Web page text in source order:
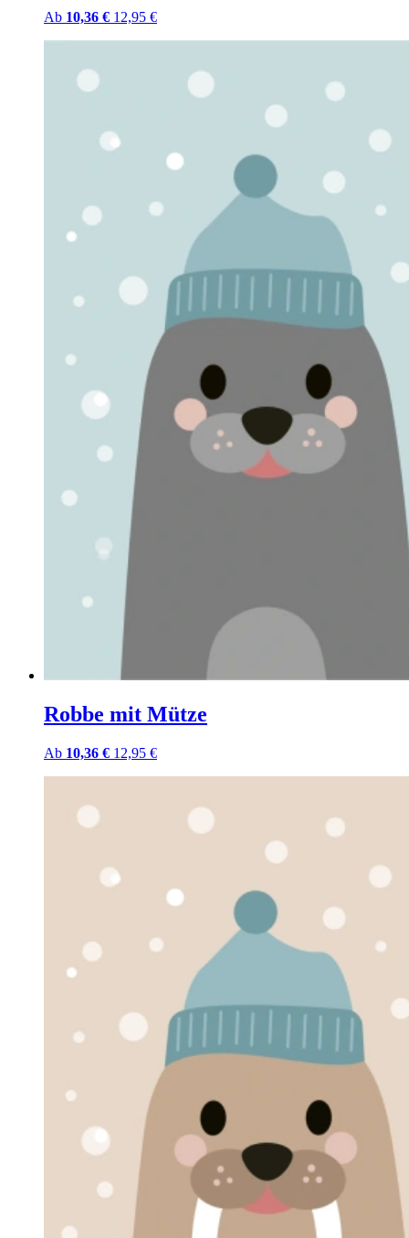
Ab 10,36 € 12,95 €
Robbe mit Mütze
Ab 10,36 € 12,95 €